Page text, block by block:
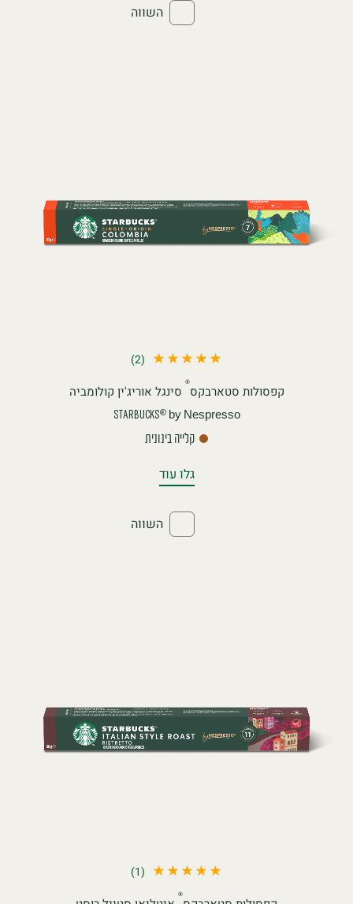
השווה
(2)
קפסולות סטארבקס
®
סינגל אוריג'ין קולומביה
STARBUCKS®by Nespresso
קלייה בינונית
גלו עוד
השווה
(1)
®